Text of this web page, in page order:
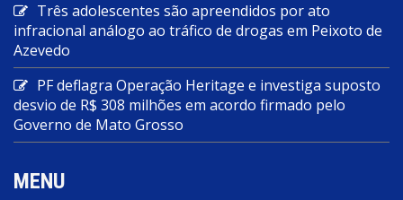
Três adolescentes são apreendidos por ato
infracional análogo ao tráfico de drogas em Peixoto de
Azevedo
PF deflagra Operação Heritage e investiga suposto
desvio de R$ 308 milhões em acordo firmado pelo
Governo de Mato Grosso
MENU